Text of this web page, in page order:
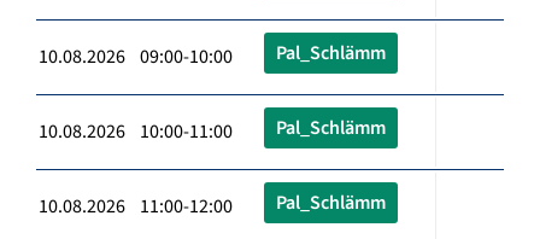
10.08.2026 09:00-10:00 Pal_Schlämm
10.08.2026 10:00-11:00 Pal_Schlämm
10.08.2026 11:00-12:00 Pal_Schlämm